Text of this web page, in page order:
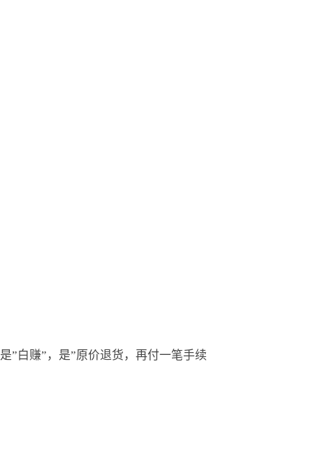
”白赚”，是”原价退货，再付一笔手续